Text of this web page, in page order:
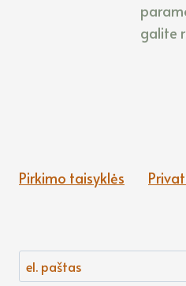
galite
Pirkimo taisyklės